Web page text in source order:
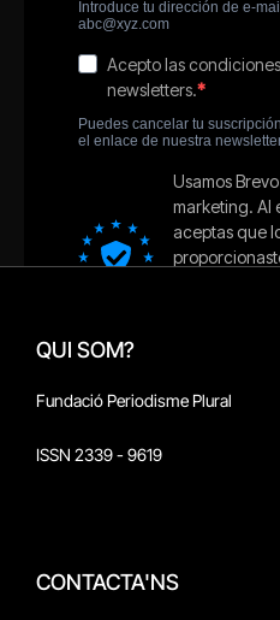
QUI SOM?
Fundació Periodisme Plural
ISSN 2339 - 9619
CONTACTA'NS